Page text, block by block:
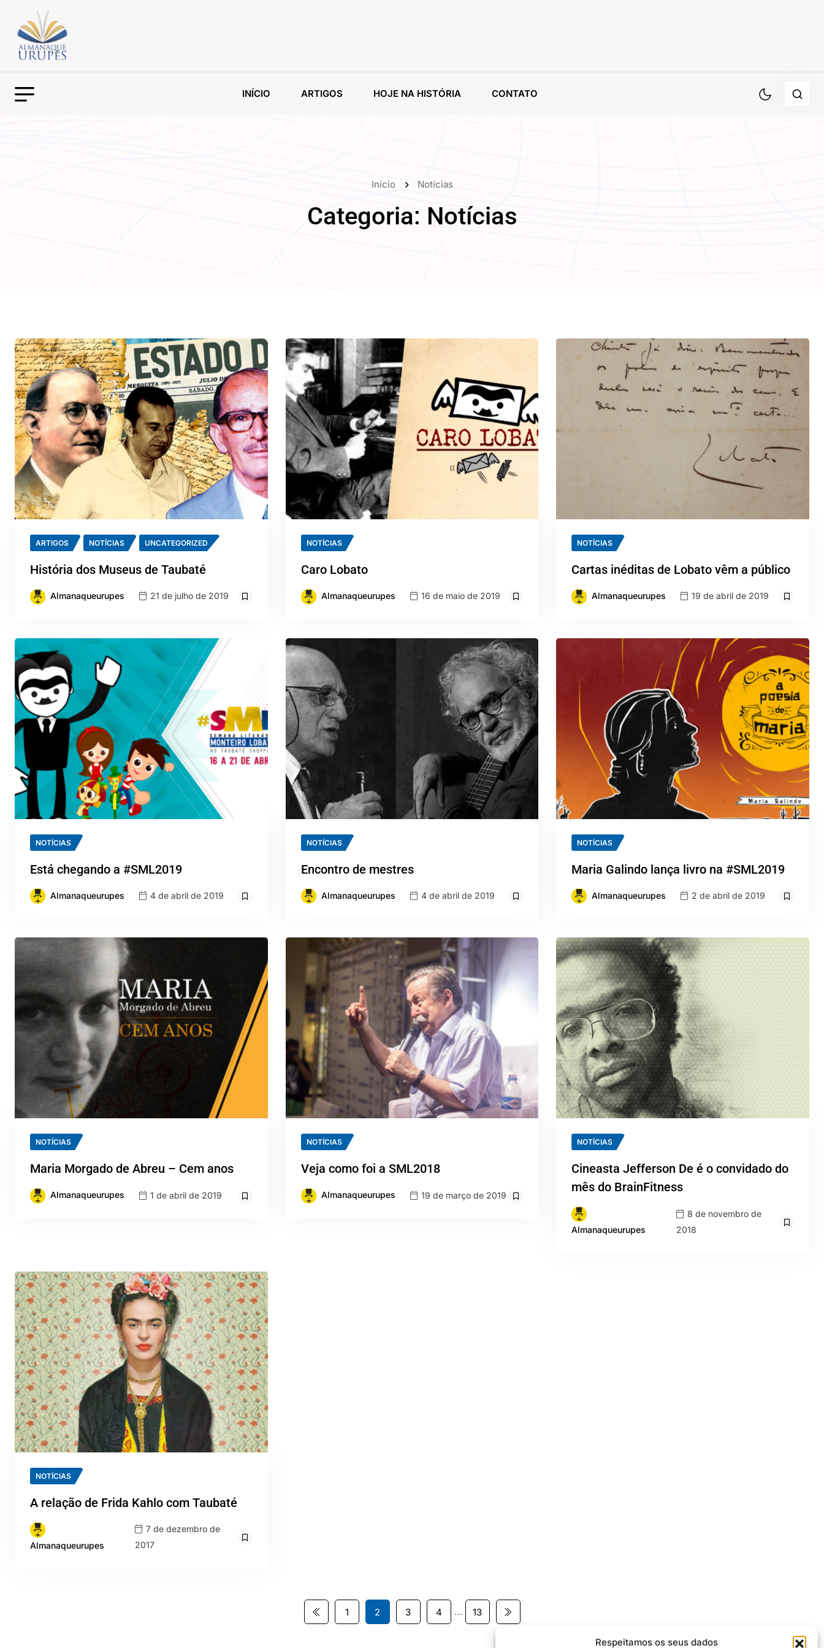
Respeitamos os seus dados
INÍCIO ARTIGOS HOJE NA HISTÓRIA CONTATO
Início Notícias
Categoria: Notícias
ARTIGOS NOTÍCIAS UNCATEGORIZED
História dos Museus de Taubaté
Almanaqueurupes 21 de julho de 2019
NOTÍCIAS
Caro Lobato
Almanaqueurupes 16 de maio de 2019
NOTÍCIAS
Cartas inéditas de Lobato vêm a público
Almanaqueurupes 19 de abril de 2019
NOTÍCIAS
Está chegando a #SML2019
Almanaqueurupes 4 de abril de 2019
NOTÍCIAS
Encontro de mestres
Almanaqueurupes 4 de abril de 2019
NOTÍCIAS
Maria Galindo lança livro na #SML2019
Almanaqueurupes 2 de abril de 2019
NOTÍCIAS
Maria Morgado de Abreu – Cem anos
Almanaqueurupes 1 de abril de 2019
NOTÍCIAS
Veja como foi a SML2018
Almanaqueurupes 19 de março de 2019
NOTÍCIAS
Cineasta Jefferson De é o convidado do
mês do BrainFitness
Almanaqueurupes
8 de novembro de
2018
NOTÍCIAS
A relação de Frida Kahlo com Taubaté
Almanaqueurupes
7 de dezembro de
2017
1 2 3 4 … 13